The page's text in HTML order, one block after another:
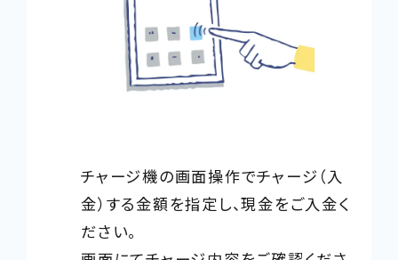
チャージ機の画面操作でチャージ（入
金）する金額を指定し、現金をご入金く
ださい。